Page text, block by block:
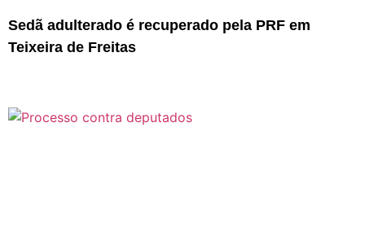
Sedã adulterado é recuperado pela PRF em
Teixeira de Freitas